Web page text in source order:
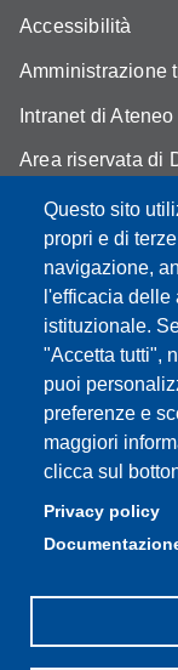
Questo sito
propri e di
navigazione,
l'efficacia
istituzionale.
"Accetta tutti",
puoi
preferenze e
maggiori
clicca sul
Privacy policy
Accessibilità
Amministrazione
Intranet di Ateneo
Area riservata di
Cambia idea sui
Privacy e cookie
Partita IVA:
Dipartimento di
Sede: Via
e-mail:
Centralino: 059 /
Portineria via